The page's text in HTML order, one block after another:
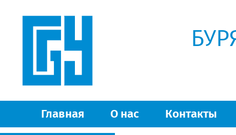
Главная О нас Контакты